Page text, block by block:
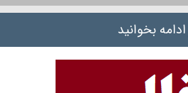
بخوانید